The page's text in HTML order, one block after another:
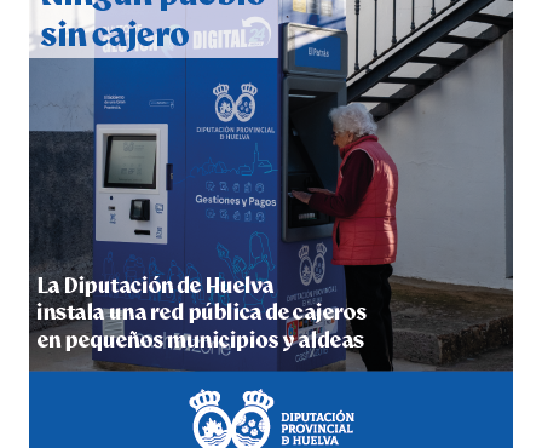
hace 5 días·Huelvatv
5º DÍA DE LAS FIESTAS COLOMBINAS 2026
hace 5 días·Huelvatv